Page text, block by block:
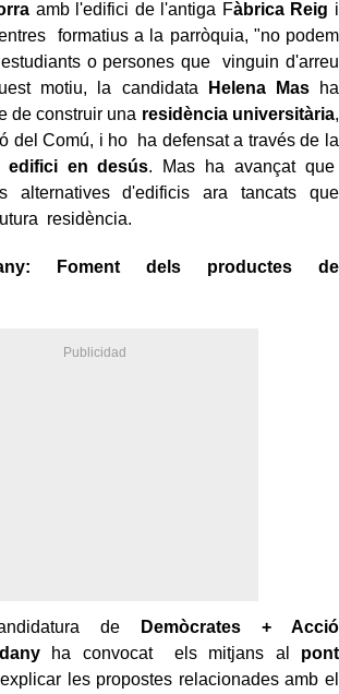
amb l'edifici de l'antiga Fàbrica Reig i
formatius a la parròquia, "no podem
o persones que vinguin d'arreu
motiu, la candidata
Helena Mas
ha
de construir una residència universitària,
del Comú, i ho ha defensat a través de la
edifici en desús. Mas ha avançat que
alternatives d'edificis ara tancats que
residència.
Foment dels productes de
de
Demòcrates + Acció
ha convocat els mitjans al pont
les propostes relacionades amb el